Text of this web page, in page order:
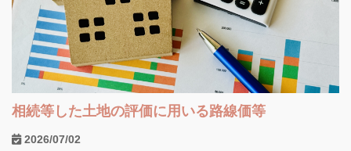
相続等した土地の評価に用いる路線価等
2026/07/02